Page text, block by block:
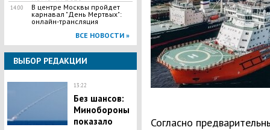
14:00
В центре Москвы пройдет
карнавал "День Мертвых":
онлайн-трансляция
ВСЕ НОВОСТИ »
ВЫБОР РЕДАКЦИИ
13:22
Без шансов:
Минобороны
показало
Согласно